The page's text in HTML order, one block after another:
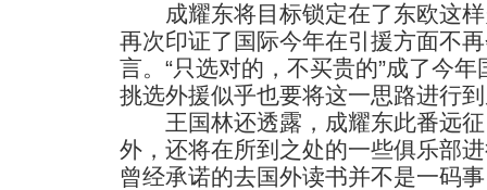
成耀东将目标锁定在了东欧这样
再次印证了国际今年在引援方面不
言。“只选对的，不买贵的”成了今
挑选外援似乎也要将这一思路进行
王国林还透露，成耀东此番远征
外，还将在所到之处的一些俱乐部
曾经承诺的去国外读书并不是一码